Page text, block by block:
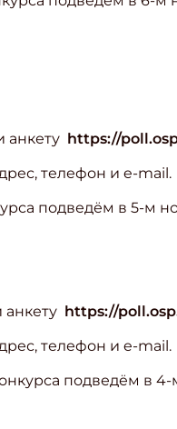
анкету https://
телефон и e-mail.
подведём в 5-м
https://
телефон и e-mail.
подведём в